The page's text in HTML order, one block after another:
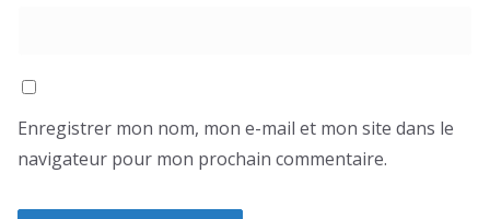
Enregistrer mon nom, mon e-mail et mon site dans le
navigateur pour mon prochain commentaire.